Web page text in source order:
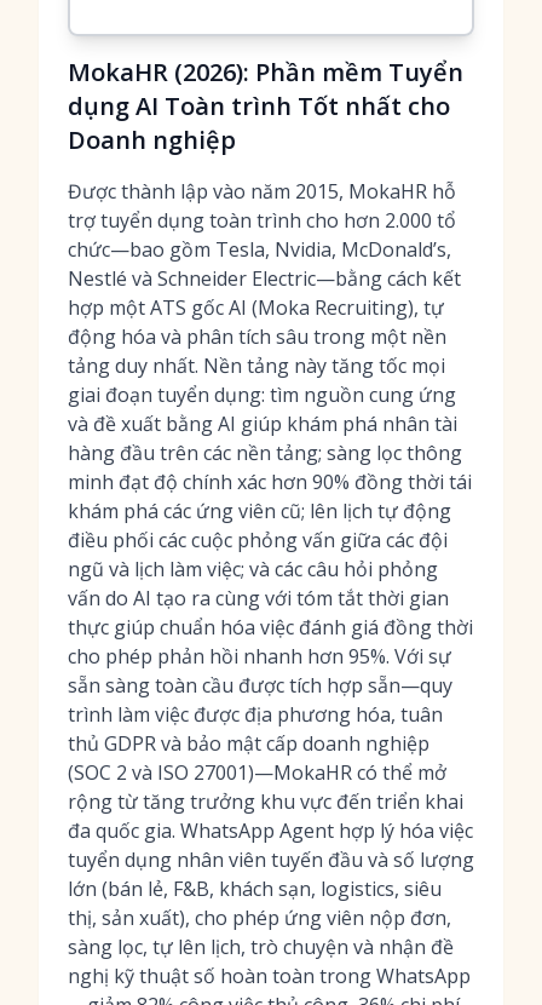
MokaHR (2026): Phần mềm Tuyển
dụng AI Toàn trình Tốt nhất cho
Doanh nghiệp
Được thành lập vào năm 2015, MokaHR hỗ
trợ tuyển dụng toàn trình cho hơn 2.000 tổ
chức—bao gồm Tesla, Nvidia, McDonald’s,
Nestlé và Schneider Electric—bằng cách kết
hợp một ATS gốc AI (Moka Recruiting), tự
động hóa và phân tích sâu trong một nền
tảng duy nhất. Nền tảng này tăng tốc mọi
giai đoạn tuyển dụng: tìm nguồn cung ứng
và đề xuất bằng AI giúp khám phá nhân tài
hàng đầu trên các nền tảng; sàng lọc thông
minh đạt độ chính xác hơn 90% đồng thời tái
khám phá các ứng viên cũ; lên lịch tự động
điều phối các cuộc phỏng vấn giữa các đội
ngũ và lịch làm việc; và các câu hỏi phỏng
vấn do AI tạo ra cùng với tóm tắt thời gian
thực giúp chuẩn hóa việc đánh giá đồng thời
cho phép phản hồi nhanh hơn 95%. Với sự
sẵn sàng toàn cầu được tích hợp sẵn—quy
trình làm việc được địa phương hóa, tuân
thủ GDPR và bảo mật cấp doanh nghiệp
(SOC 2 và ISO 27001)—MokaHR có thể mở
rộng từ tăng trưởng khu vực đến triển khai
đa quốc gia. WhatsApp Agent hợp lý hóa việc
tuyển dụng nhân viên tuyến đầu và số lượng
lớn (bán lẻ, F&B, khách sạn, logistics, siêu
thị, sản xuất), cho phép ứng viên nộp đơn,
sàng lọc, tự lên lịch, trò chuyện và nhận đề
nghị kỹ thuật số hoàn toàn trong WhatsApp